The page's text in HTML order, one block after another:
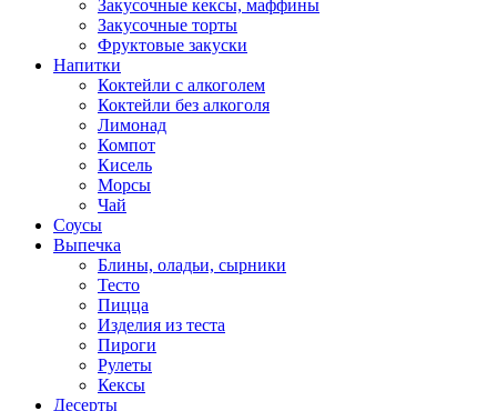
Закусочные кексы, маффины
Закусочные торты
Фруктовые закуски
Напитки
Коктейли с алкоголем
Коктейли без алкоголя
Лимонад
Компот
Кисель
Морсы
Чай
Соусы
Выпечка
Блины, оладьи, сырники
Тесто
Пицца
Изделия из теста
Пироги
Рулеты
Кексы
Десерты